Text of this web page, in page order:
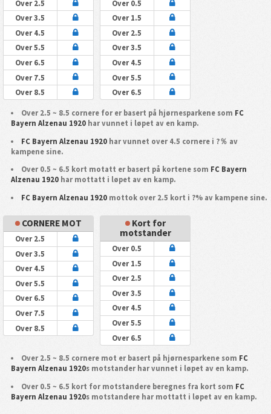
Over 2.5
Over 3.5
Over 4.5
Over 5.5
Over 6.5
Over 7.5
Over 8.5
Over 0.5
Over 1.5
Over 2.5
Over 3.5
Over 4.5
Over 5.5
Over 6.5
Over 2.5 ~ 8.5 cornere for er basert på hjørnesparkene som FC
Bayern Alzenau 1920har vunnet i løpet av en kamp.
FC Bayern Alzenau 1920 har vunnet over 4.5 cornere i ?％ av
kampene sine.
Over 0.5 ~ 6.5 kort motatt er basert på kortene som FC Bayern
Alzenau 1920har mottatt i løpet av en kamp.
FC Bayern Alzenau 1920 mottok over 2.5 kort i ?% av kampene sine.
CORNERE MOT
Over 2.5
Over 3.5
Over 4.5
Over 5.5
Over 6.5
Over 7.5
Over 8.5
Kort for
motstander
Over 0.5
Over 1.5
Over 2.5
Over 3.5
Over 4.5
Over 5.5
Over 6.5
Over 2.5 ~ 8.5 cornere mot er basert på hjørnesparkene som FC
Bayern Alzenau 1920s motstander har vunnet i løpet av en kamp.
Over 0.5 ~ 6.5 kort for motstandere beregnes fra kort som FC
Bayern Alzenau 1920s motstandere har mottatt i løpet av en kamp.